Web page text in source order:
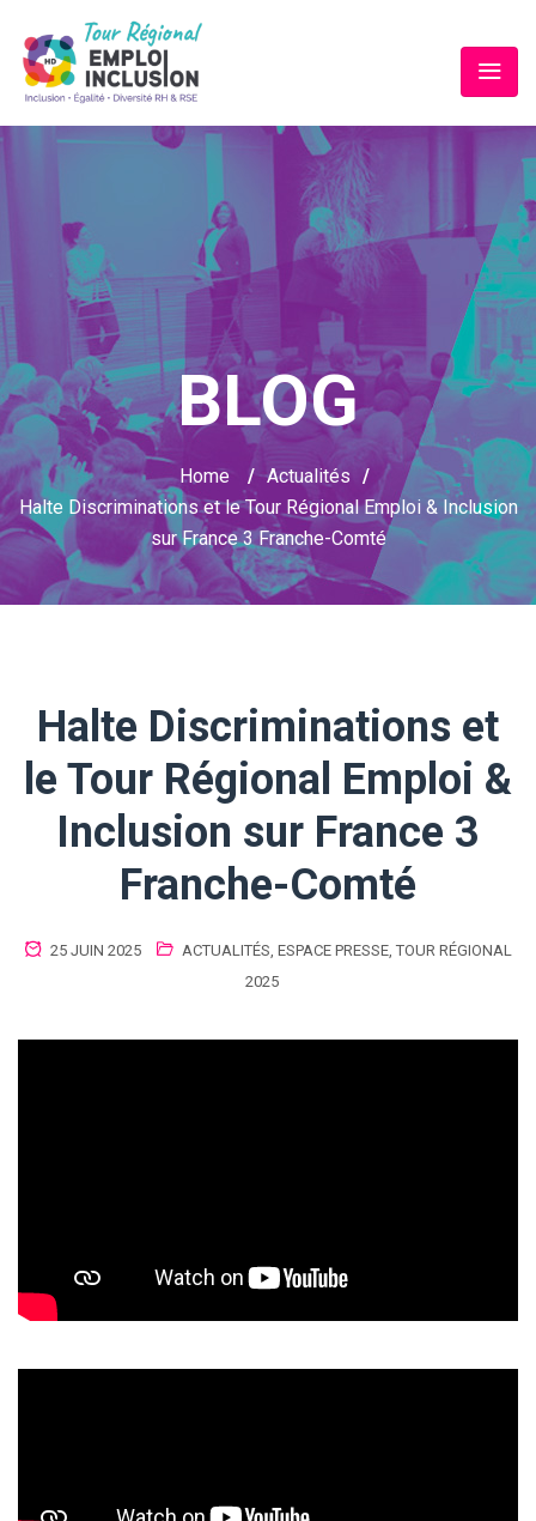
BLOG
Home / Actualités /
Halte Discriminations et le Tour Régional Emploi & Inclusion
sur France 3 Franche-Comté
Halte Discriminations et
le Tour Régional Emploi &
Inclusion sur France 3
Franche-Comté
25 JUIN 2025 ACTUALITÉS ESPACE PRESSE, TOUR RÉGIONAL
2025